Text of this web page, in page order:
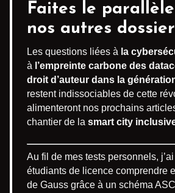
Faites le
nos autres
Les questions liées à la
à l’empreinte carbone des
droit d’auteur dans la
restent indissociables de cette
alimenteront nos prochains
chantier de la smart city
Au fil de mes tests personnels,
étudiants de licence comprendre
de Gauss grâce à un schéma